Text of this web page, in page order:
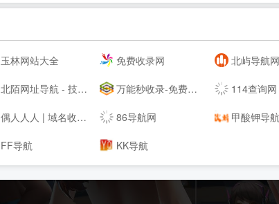
玉林网站大全 免费收录网 北屿导航网 | 一个分享优秀的
北陌网址导航 - 技术导航-上网导航-网址导航 万能秒收录-免费收录网站-自动收录网-秒收录 114查询网
偶人人人 | 域名收藏,域名海报,商标知识,商标注册,双拼域名,四声母域名,学习日记,商标制作,小黄经验分享,www.orrr.cn 86导航网 甲酸钾导航
FF导航 KK导航